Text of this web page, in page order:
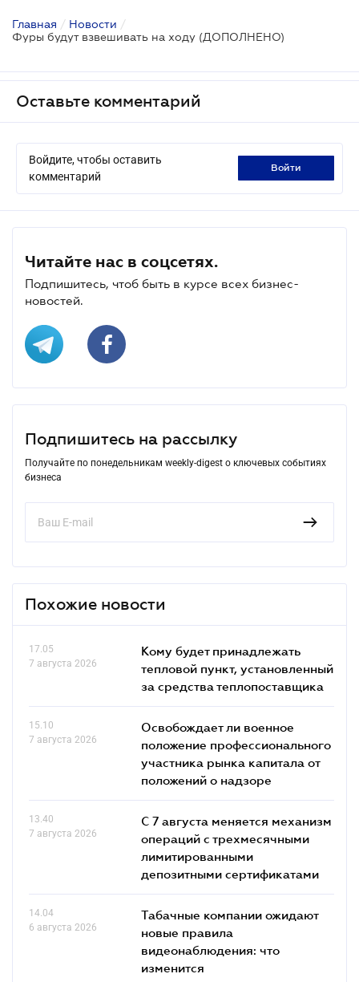
Главная / Новости /
Фуры будут взвешивать на ходу (ДОПОЛНЕНО)
Оставьте комментарий
Войдите, чтобы оставить
комментарий
войти
Читайте нас в соцсетях.
Подпишитесь, чтоб быть в курсе всех бизнес-
новостей.
Подпишитесь на рассылку
Получайте по понедельникам weekly-digest о ключевых событиях
бизнеса
Похожие новости
17.05
7 августа 2026
Кому будет принадлежать
тепловой пункт, установленный
за средства теплопоставщика
15.10
7 августа 2026
Освобождает ли военное
положение профессионального
участника рынка капитала от
положений о надзоре
13.40
7 августа 2026
С 7 августа меняется механизм
операций с трехмесячными
лимитированными
депозитными сертификатами
14.04
6 августа 2026
Табачные компании ожидают
новые правила
видеонаблюдения: что
изменится